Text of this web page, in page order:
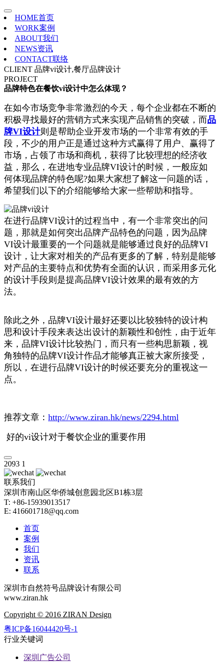
HOME首页
WORK案例
ABOUT我们
NEWS资讯
CONTACT联络
CLIENT 品牌vi设计,餐厅品牌设计
PROJECT
品牌特色在餐饮vi设计中怎么体现？
在如今市场竞争非常激烈的今天，每个企业都在不断的
积极寻找最好的营销方式来实现产品销售的突破，而品
牌VI设计则是帮助企业开发市场的一个非常有效的手
段，不少的用户正是通过这种方式赢得了用户、赢得了
市场，占领了市场和商机，获得了比较理想的经济收
益，那么，在进地专业品牌VI设计的时候，一般应如
何体现品牌的特色呢?如果大家想了解这一问题的话，
希望我们以下的介绍能够给大家一些帮助和指导。
在进行品牌VI设计的过程当中，有一个非常突出的问
题，那就是如何突出品牌产品特色的问题，因为品牌
VI设计最重要的一个问题就是能够通过良好的品牌VI
设计，让大家对相关的产品有更多的了解，特别是能够
对产品的主要特点和优势有全面的认识，而采用多元化
的设计手段则是提高品牌VI设计效果的最有效的方
法。
除此之外，品牌VI设计最好还要以比较独特的设计构
思和设计手段来表达出设计的新颖性和创性，由于近年
来，品牌VI设计比较热门，而只有一些构思新颖，视
角独特的品牌VI设计作品才能够真正被大家所接受，
所以，在进行品牌VI设计的时候还要充分的重视这一
点。
推荐文章： http://www.ziran.hk/news/2294.html
好的vi设计对于餐饮企业的重要作用
2093 1
联系我们
深圳市南山区华侨城创意园北区B1栋3层
T: +86-15939013517
E: 416601718@qq.com
首页
案例
我们
资讯
联系
深圳市自然符号品牌设计有限公司
www.ziran.hk
Copyright © 2016 ZIRAN Design
粤ICP备16044420号-1
行业关键词
深圳广告公司